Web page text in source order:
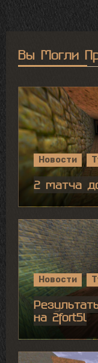
Вы Могли
Новости
2 матча
Новости
на 2fort5l